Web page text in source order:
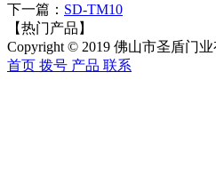
下一篇： SD-TM10
【热门产品】
Copyright © 2019 佛山市圣盾门
首页 拨号 产品 联系